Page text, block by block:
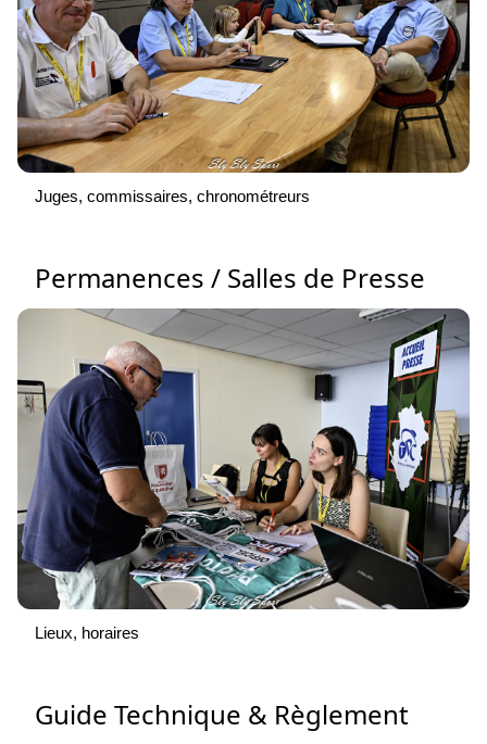
Juges, commissaires, chronométreurs
Permanences / Salles de Presse
Lieux, horaires
Guide Technique & Règlement